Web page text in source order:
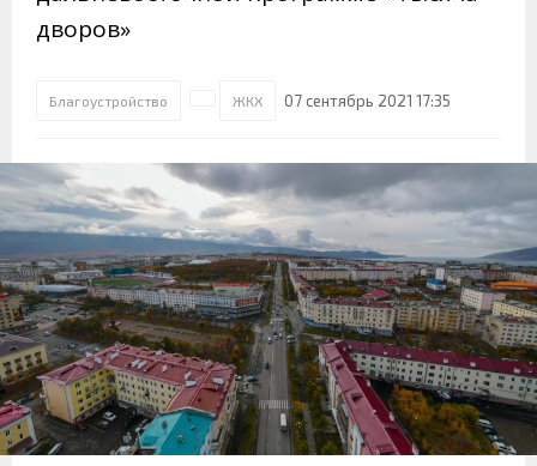
дворов»
Благоустройство ЖКХ 07 сентябрь 2021 17:35